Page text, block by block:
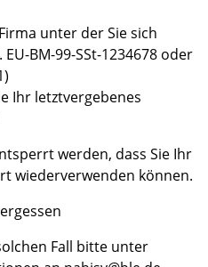
unter der Sie sich
BM-99-SSt-1234678 oder
Ihr letztvergebenes
werden, dass Sie Ihr
wiederverwenden können.
Fall bitte unter